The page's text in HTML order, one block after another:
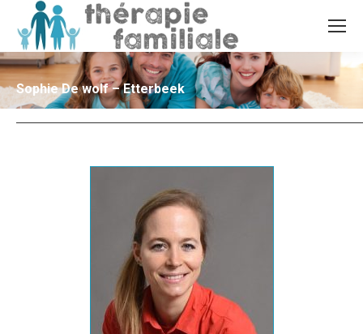
Sophie De wolf – Etterbeek